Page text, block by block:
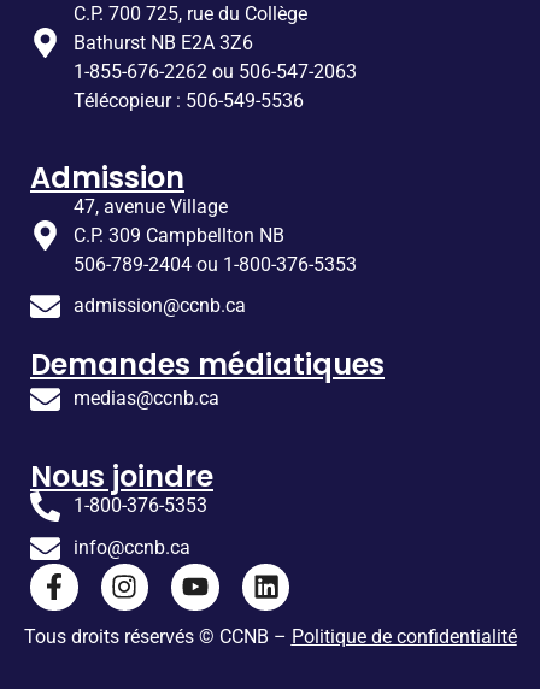
C.P. 700 725, rue du Collège
Bathurst NB E2A 3Z6
1-855-676-2262 ou 506-547-2063
Télécopieur : 506-549-5536
Admission
47, avenue Village
C.P. 309 Campbellton NB
506-789-2404 ou 1-800-376-5353
admission@ccnb.ca
Demandes médiatiques
medias@ccnb.ca
Nous joindre
1-800-376-5353
info@ccnb.ca
Tous droits réservés © CCNB – Politique de confidentialité